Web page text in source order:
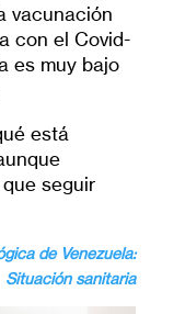
vacunación
con el Covid-
es muy bajo
está
seguir
de Venezuela:
Situación sanitaria